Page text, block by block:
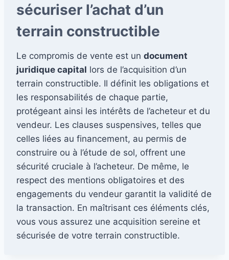
sécuriser l’achat d’un
terrain constructible
Le compromis de vente est un document
juridique capital lors de l’acquisition d’un
terrain constructible. Il définit les obligations et
les responsabilités de chaque partie,
protégeant ainsi les intérêts de l’acheteur et du
vendeur. Les clauses suspensives, telles que
celles liées au financement, au permis de
construire ou à l’étude de sol, offrent une
sécurité cruciale à l’acheteur. De même, le
respect des mentions obligatoires et des
engagements du vendeur garantit la validité de
la transaction. En maîtrisant ces éléments clés,
vous vous assurez une acquisition sereine et
sécurisée de votre terrain constructible.